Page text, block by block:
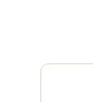
Italy